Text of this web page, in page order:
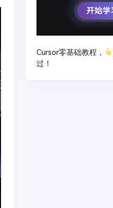
Cursor零基础教程，
过！